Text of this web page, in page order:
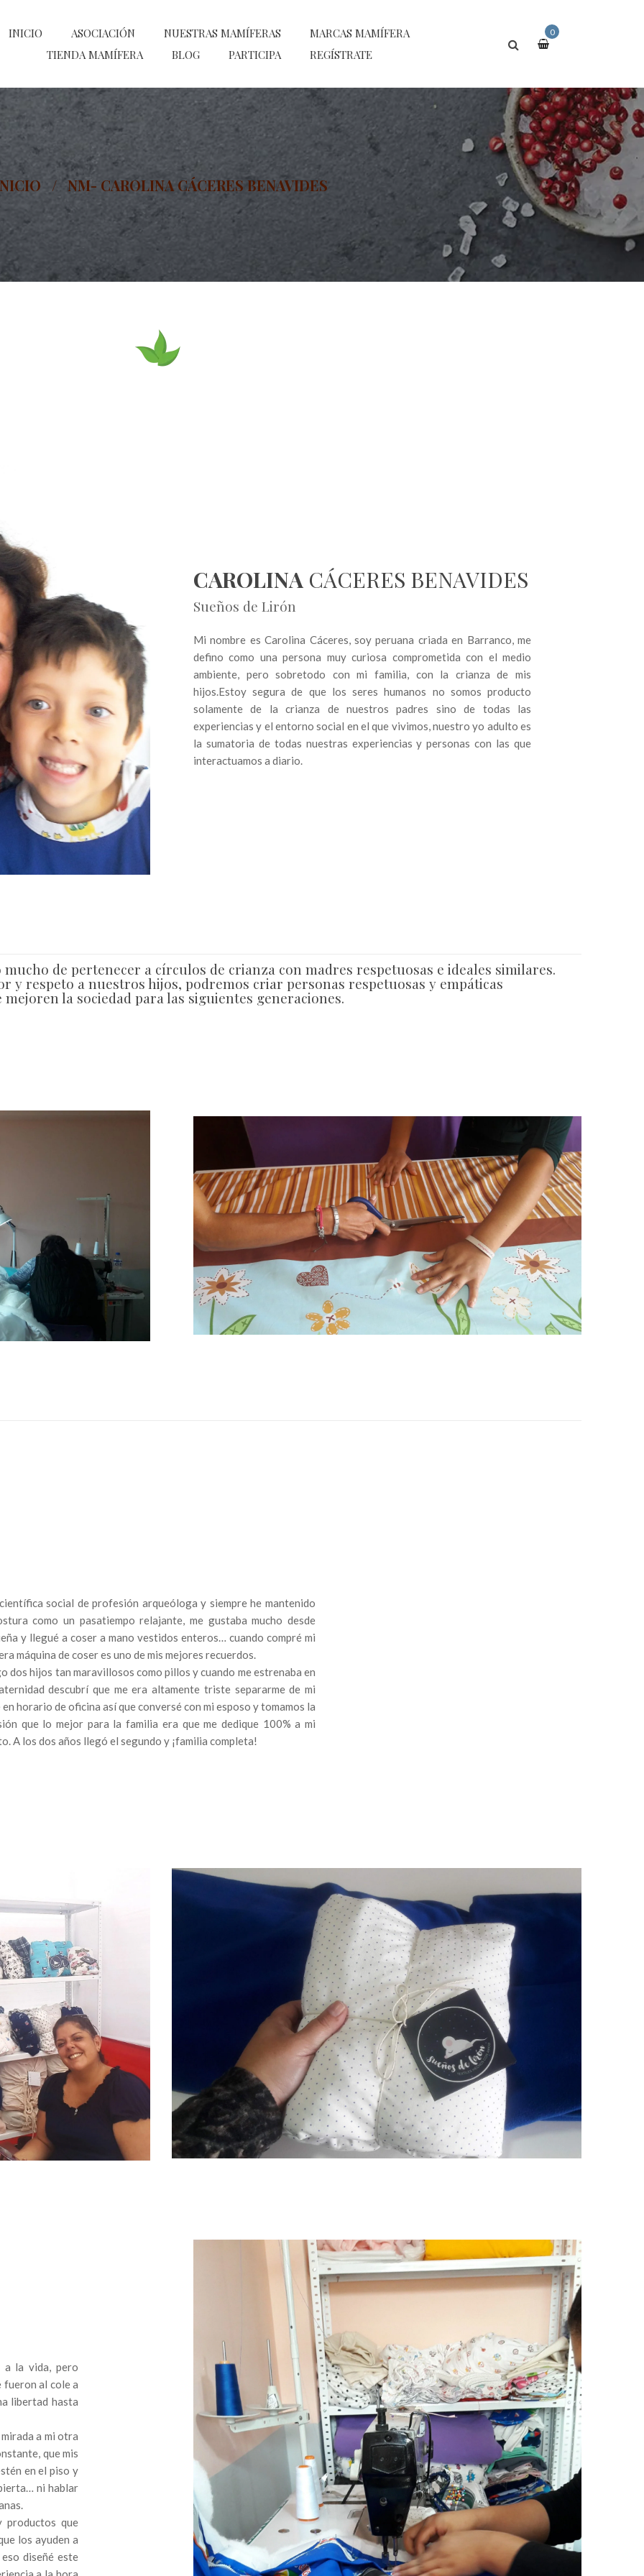
INICIO ASOCIACIÓN NUESTRAS MAMÍFERAS
MARCAS MAMÍFERA
TIENDA MAMÍFERA
BLOG PARTICIPA REGÍSTRATE
0
/ NM- CAROLINA CÁCERES BENAVIDES
CAROLINA CÁCERES BENAVIDES
Sueños de Lirón
Mi nombre es Carolina Cáceres, soy peruana criada en Barranco, me
defino como una persona muy curiosa comprometida con el medio
ambiente, pero sobretodo con mi familia, con la crianza de mis
hijos.Estoy segura de que los seres humanos no somos producto
solamente de la crianza de nuestros padres sino de todas las
experiencias y el entorno social en el que vivimos, nuestro yo adulto es
la sumatoria de todas nuestras experiencias y personas con las que
interactuamos a diario.
de pertenecer a círculos de crianza con madres respetuosas e ideales similares.
y respeto a nuestros hijos, podremos criar personas respetuosas y empáticas
mejoren la sociedad para las siguientes generaciones.
social de profesión arqueóloga y siempre he mantenido
como un pasatiempo relajante, me gustaba mucho desde
y llegué a coser a mano vestidos enteros… cuando compré mi
máquina de coser es uno de mis mejores recuerdos.
dos hijos tan maravillosos como pillos y cuando me estrenaba en
descubrí que me era altamente triste separarme de mi
en horario de oficina así que conversé con mi esposo y tomamos la
que lo mejor para la familia era que me dedique 100% a mi
A los dos años llegó el segundo y ¡familia completa!
a la vida, pero
fueron al cole a
libertad hasta
a mi otra
que mis
en el piso y
ni hablar
productos que
los ayuden a
diseñé este